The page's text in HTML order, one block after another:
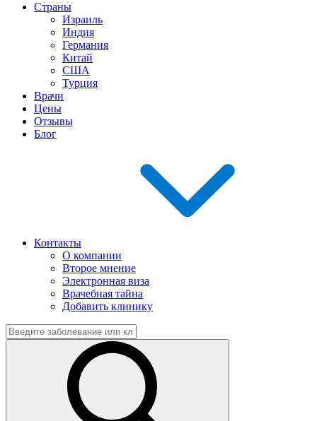
Страны
Израиль
Индия
Германия
Китай
США
Турция
Врачи
Цены
Отзывы
Блог
Контакты
О компании
Второе мнение
Электронная виза
Врачебная тайна
Добавить клинику